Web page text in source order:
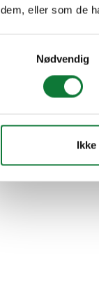
dem, eller som de
Nødvendig